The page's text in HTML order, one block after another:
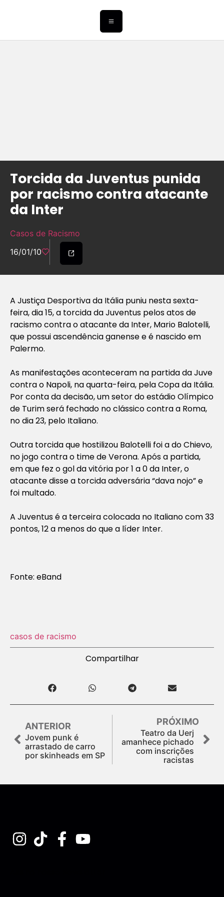
Torcida da Juventus punida
por racismo contra atacante
da Inter
Casos de Racismo
16/01/10
A Justiça Desportiva da Itália puniu nesta sexta-
feira, dia 15, a torcida da Juventus pelos atos de
racismo contra o atacante da Inter, Mario Balotelli,
que possui ascendência ganense e é nascido em
Palermo.
As manifestações aconteceram na partida da Juve
contra o Napoli, na quarta-feira, pela Copa da Itália.
Por conta da decisão, um setor do estádio Olímpico
de Turim será fechado no clássico contra a Roma,
no dia 23, pelo Italiano.
Outra torcida que hostilizou Balotelli foi a do Chievo,
no jogo contra o time de Verona. Após a partida,
em que fez o gol da vitória por 1 a 0 da Inter, o
atacante disse a torcida adversária “dava nojo” e
foi multado.
A Juventus é a terceira colocada no Italiano com 33
pontos, 12 a menos do que a líder Inter.
Fonte: eBand
casos de racismo
Compartilhar
ANTERIOR
Jovem punk é
arrastado de carro
por skinheads em SP
PRÓXIMO
Teatro da Uerj
amanhece pichado
com inscrições
racistas